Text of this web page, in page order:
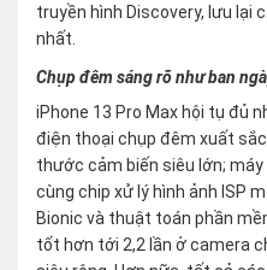
truyền hình Discovery, lưu lại
nhất.
Chụp đêm sáng rõ như ban
iPhone 13 Pro Max hội tụ đủ
điện thoại chụp đêm xuất
thước cảm biến siêu lớn; máy
cùng chip xử lý hình ảnh ISP
Bionic và thuật toán phần
tốt hơn tới 2,2 lần ở camera